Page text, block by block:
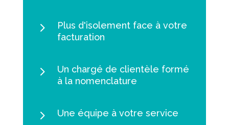
5
Plus d'isolement face à votre
facturation
5
Un chargé de clientèle formé
à la nomenclature
5 Une équipe à votre service